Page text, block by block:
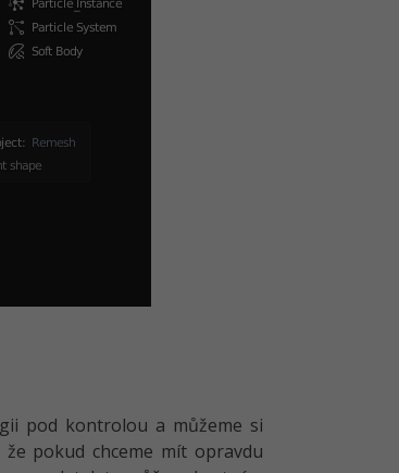
pod kontrolou a můžeme si
pokud chceme mít opravdu